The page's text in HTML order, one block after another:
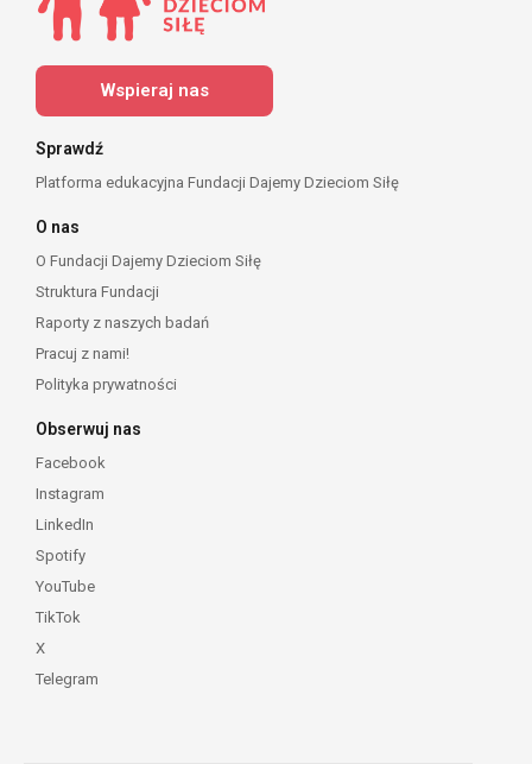
Wspieraj nas
Sprawdź
Platforma edukacyjna Fundacji Dajemy Dzieciom Siłę
O nas
O Fundacji Dajemy Dzieciom Siłę
Struktura Fundacji
Raporty z naszych badań
Pracuj z nami!
Polityka prywatności
Obserwuj nas
Facebook
Instagram
LinkedIn
Spotify
YouTube
TikTok
X
Telegram